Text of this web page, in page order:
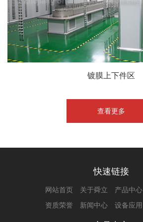
镀膜上下件区
查看更多
快速链接
网站首页 关于舜立 产品中心
资质荣誉
新闻中心 设备应用